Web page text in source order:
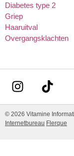
Diabetes type 2
Griep
Haaruitval
Overgangsklachten
© 2026 Vitamine
Internetbureau Flerque